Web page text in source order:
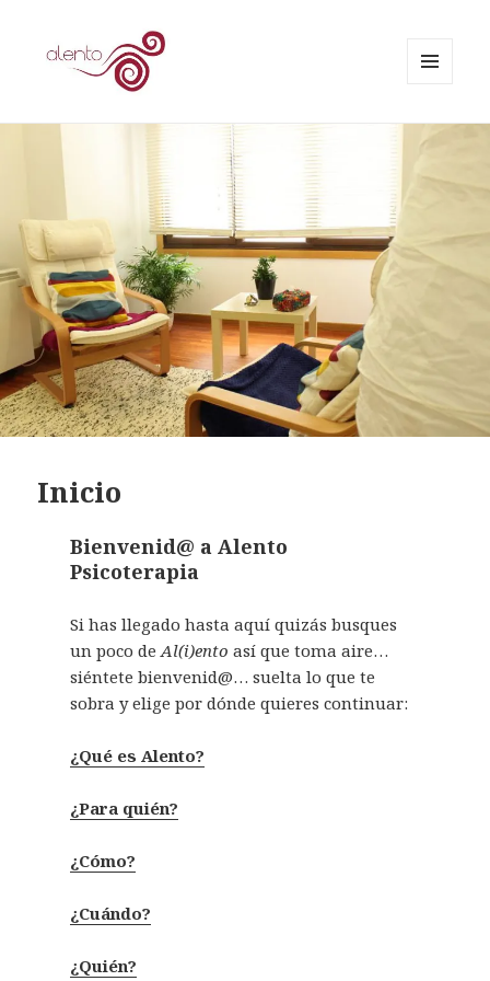
Alento Psicoterapia
WIDGETS
Inicio
Bienvenid@ a Alento
Psicoterapia
Si has llegado hasta aquí quizás busques
un poco de Al(i)ento así que toma aire…
siéntete bienvenid@… suelta lo que te
sobra y elige por dónde quieres continuar:
¿Qué es Alento?
¿Para quién?
¿Cómo?
¿Cuándo?
¿Quién?